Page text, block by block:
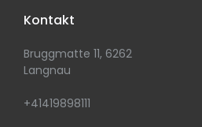
Kontakt
Bruggmatte 11, 6262
Langnau
+41419898111